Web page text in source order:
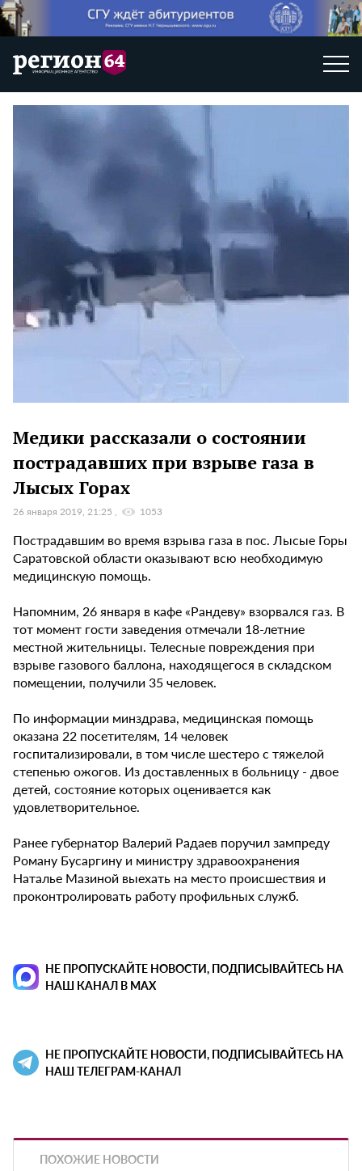
Медики рассказали о состоянии
пострадавших при взрыве газа в
Лысых Горах
26 января 2019, 21:25 1053
Пострадавшим во время взрыва газа в пос. Лысые Горы
Саратовской области оказывают всю необходимую
медицинскую помощь.
Напомним, 26 января в кафе «Рандеву» взорвался газ. В
тот момент гости заведения отмечали 18-летние
местной жительницы. Телесные повреждения при
взрыве газового баллона, находящегося в складском
помещении, получили 35 человек.
По информации минздрава, медицинская помощь
оказана 22 посетителям, 14 человек
госпитализировали, в том числе шестеро с тяжелой
степенью ожогов. Из доставленных в больницу - двое
детей, состояние которых оценивается как
удовлетворительное.
Ранее губернатор Валерий Радаев поручил зампреду
Роману Бусаргину и министру здравоохранения
Наталье Мазиной выехать на место происшествия и
проконтролировать работу профильных служб.
НЕ ПРОПУСКАЙТЕ НОВОСТИ, ПОДПИСЫВАЙТЕСЬ НА
НАШ КАНАЛ В MAX
НЕ ПРОПУСКАЙТЕ НОВОСТИ, ПОДПИСЫВАЙТЕСЬ НА
НАШ ТЕЛЕГРАМ-КАНАЛ
ПОХОЖИЕ НОВОСТИ